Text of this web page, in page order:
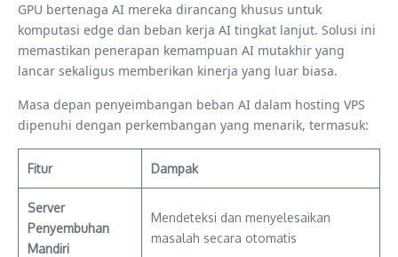
GPU bertenaga AI mereka dirancang khusus untuk
komputasi edge dan beban kerja AI tingkat lanjut. Solusi ini
memastikan penerapan kemampuan AI mutakhir yang
lancar sekaligus memberikan kinerja yang luar biasa.
Masa depan penyeimbangan beban AI dalam hosting VPS
dipenuhi dengan perkembangan yang menarik, termasuk:
Fitur Dampak
Server
Penyembuhan
Mandiri
Mendeteksi dan menyelesaikan
masalah secara otomatis